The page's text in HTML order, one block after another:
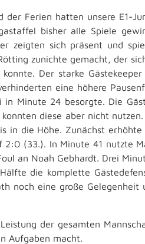
der Ferien hatten unsere E1-
bisher alle Spiele
zeigten sich präsent und
zunichte gemacht, der
konnte. Der starke
eine höhere
in Minute 24 besorgte. Die
diese aber nicht
in die Höhe. Zunächst
2:0 (33.). In Minute 41 nutzte
an Noah Gebhardt. Drei
die komplette
noch eine große
der gesamten
Aufgaben macht.